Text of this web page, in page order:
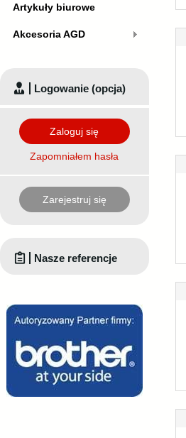
Artykuły biurowe
Akcesoria AGD
Logowanie (opcja)
Zaloguj się
Zapomniałem hasła
Zarejestruj się
Nasze referencje